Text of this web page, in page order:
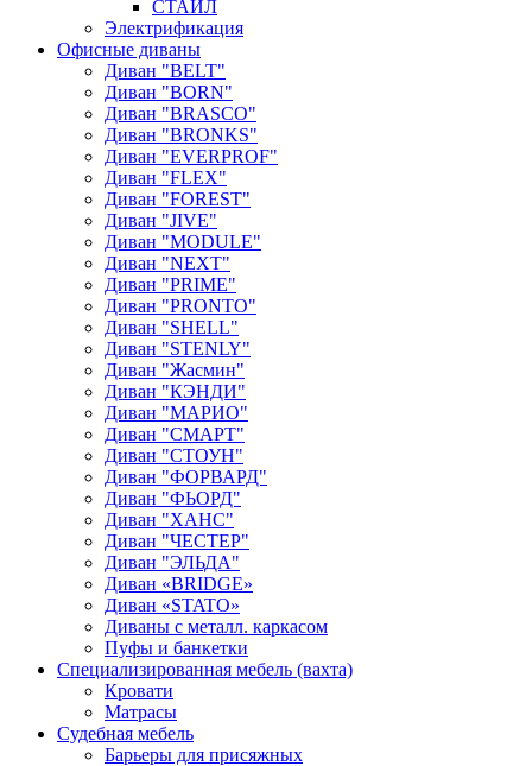
СТАЙЛ
Электрификация
Офисные диваны
Диван "BELT"
Диван "BORN"
Диван "BRASCO"
Диван "BRONKS"
Диван "EVERPROF"
Диван "FLEX"
Диван "FOREST"
Диван "JIVE"
Диван "MODULE"
Диван "NEXT"
Диван "PRIME"
Диван "PRONTO"
Диван "SHELL"
Диван "STENLY"
Диван "Жасмин"
Диван "КЭНДИ"
Диван "МАРИО"
Диван "СМАРТ"
Диван "СТОУН"
Диван "ФОРВАРД"
Диван "ФЬОРД"
Диван "ХАНС"
Диван "ЧЕСТЕР"
Диван "ЭЛЬДА"
Диван «BRIDGE»
Диван «STATO»
Диваны с металл. каркасом
Пуфы и банкетки
Специализированная мебель (вахта)
Кровати
Матрасы
Судебная мебель
Барьеры для присяжных